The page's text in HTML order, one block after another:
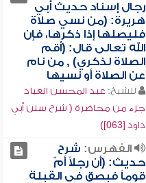
رجال إسناد حديث أبي
هريرة: (من نسي صلاة
فليصلها إذا ذكرها، فإن
الله تعالى قال: (أقم
الصلاة لذكري) , من نام
عن الصلاة أو نسيها
للشيخ: عبد المحسن العباد
جزء من محاضرة ( شرح سنن أبي
داود [063])
الفهرس: شرح
حديث: (أن رجلاً أمّ
قوماً فبصق في القبلة